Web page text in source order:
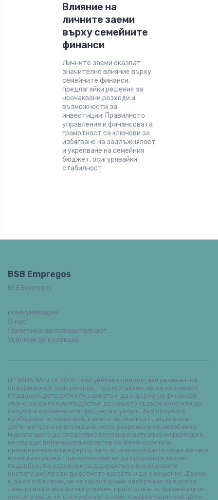
Влияние на
личните заеми
върху семейните
финанси
Личните заеми оказват
значително влияние върху
семейните финанси,
предлагайки решения за
неочаквани разходи и
възможности за
инвестиции. Правилното
управление и финансовата
грамотност са ключови за
избягване на задлъжнялост
и укрепване на семейния
бюджет, осигурявайки
стабилност
BSB Empregos
BSB Empregos
коммуникация
О нас
Политика за поверителност
Условия за ползване
ПРАВНА ЗАБЕЛЕЖКА: Този уебсайт предоставя релевантна
информация и съдържание. Подчертаваме, че не изискваме
плащания, депозити или каквато и да е форма на финансов
аванс, за да получите достъп до нашето съдържание или да
получите споменатите продукти и услуги. Ако получите
съобщение от наше име, с което се изисква плащане или
допълнителна информация, моля, уведомете ни незабавно.
Нашата цел е да споделяме полезна и актуална информация,
но поради динамичния характер на финансовите и
промоционалните оферти, част от информацията може да не е
винаги актуална. Препоръчваме ви да проверите всички
подробности, условия и ред директно с финансовите
институции, преди да вземете каквото и да е решение. Важно
е да се отбележи, че не гарантираме одобрения, кредитни
лимити или специфични условия, предлагани от финансовите
институции, и че този уебсайт е само с информационна цел и